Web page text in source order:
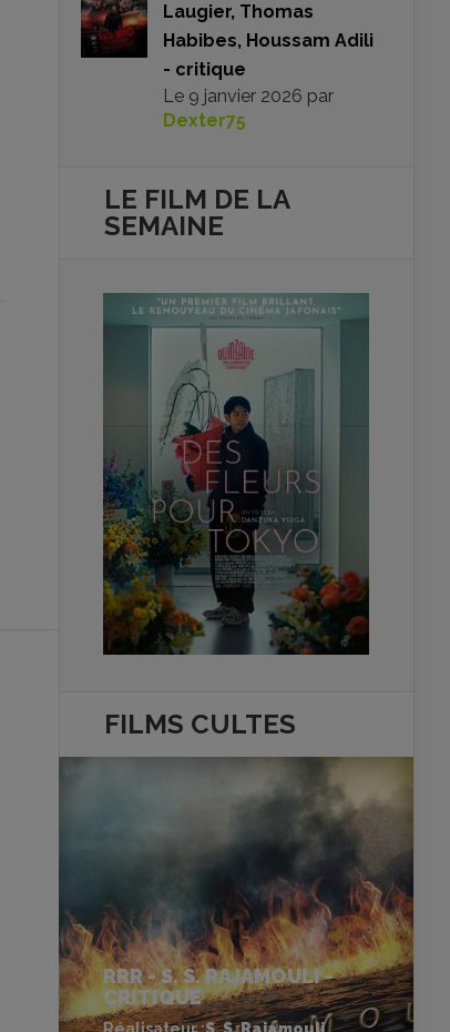
Laugier, Thomas
Habibes, Houssam Adili
- critique
Le 9 janvier 2026 par
Dexter75
LE FILM DE LA
SEMAINE
FILMS CULTES
RRR - S. S. RAJAMOULI -
CRITIQUE